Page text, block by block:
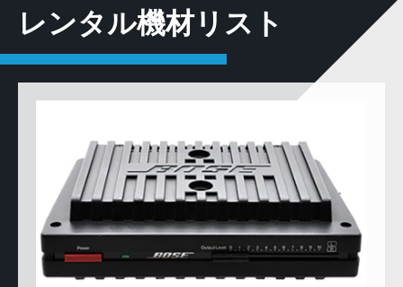
レンタル機材リスト